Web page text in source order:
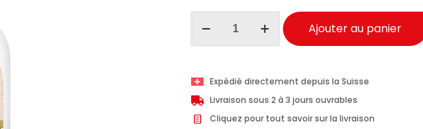
Organic
Argan
Facial
Ajouter au panier
Expédié directement depuis la Suisse
Livraison sous 2 à 3 jours ouvrables
Cliquez pour tout savoir sur la livraison